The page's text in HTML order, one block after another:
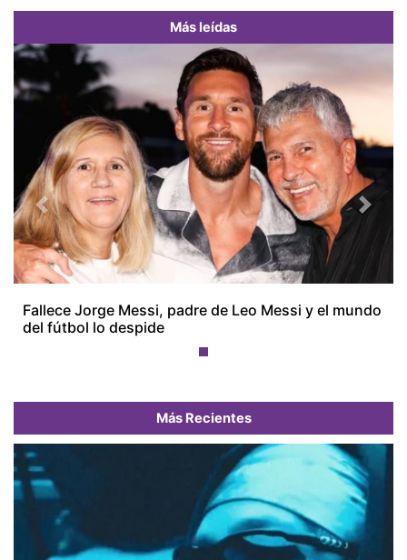
Más leídas
Fallece Jorge Messi, padre de Leo Messi y el mundo
del fútbol lo despide
Previous Next
Más Recientes